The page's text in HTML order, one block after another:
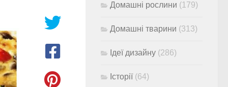
Домашні рослини (179)
Домашні тварини (313)
Ідеї дизайну (286)
Історії(64)